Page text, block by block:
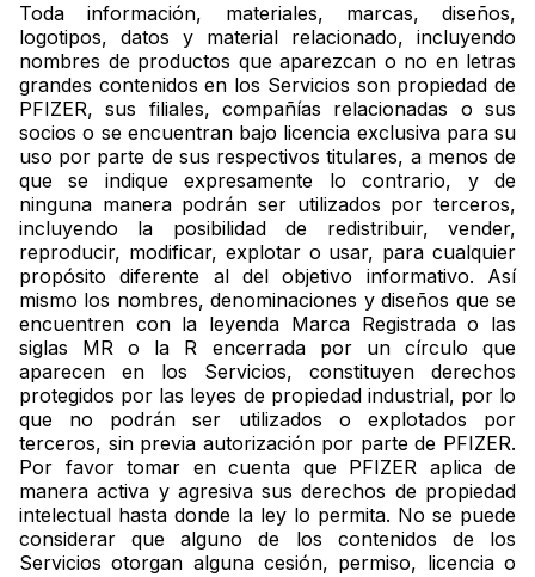
Toda información, materiales, marcas, diseños,
logotipos, datos y material relacionado, incluyendo
nombres de productos que aparezcan o no en letras
grandes contenidos en los Servicios son propiedad de
PFIZER, sus filiales, compañías relacionadas o sus
socios o se encuentran bajo licencia exclusiva para su
uso por parte de sus respectivos titulares, a menos de
que se indique expresamente lo contrario, y de
ninguna manera podrán ser utilizados por terceros,
incluyendo la posibilidad de redistribuir, vender,
reproducir, modificar, explotar o usar, para cualquier
propósito diferente al del objetivo informativo. Así
mismo los nombres, denominaciones y diseños que se
encuentren con la leyenda Marca Registrada o las
siglas MR o la R encerrada por un círculo que
aparecen en los Servicios, constituyen derechos
protegidos por las leyes de propiedad industrial, por lo
que no podrán ser utilizados o explotados por
terceros, sin previa autorización por parte de PFIZER.
Por favor tomar en cuenta que PFIZER aplica de
manera activa y agresiva sus derechos de propiedad
intelectual hasta donde la ley lo permita. No se puede
considerar que alguno de los contenidos de los
Servicios otorgan alguna cesión, permiso, licencia o